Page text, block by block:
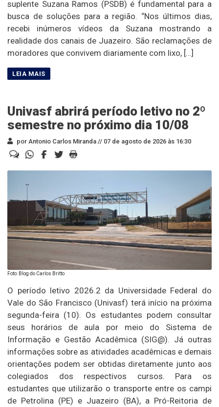
suplente Suzana Ramos (PSDB) é fundamental para a
busca de soluções para a região. “Nos últimos dias,
recebi inúmeros vídeos da Suzana mostrando a
realidade dos canais de Juazeiro. São reclamações de
moradores que convivem diariamente com lixo, […]
Univasf abrirá período letivo no 2º
semestre no próximo dia 10/08
por Antonio Carlos Miranda // 07 de agosto de 2026 às 16:30
Foto: Blog do Carlos Britto
O período letivo 2026.2 da Universidade Federal do
Vale do São Francisco (Univasf) terá início na próxima
segunda-feira (10). Os estudantes podem consultar
seus horários de aula por meio do Sistema de
Informação e Gestão Acadêmica (SIG@). Já outras
informações sobre as atividades acadêmicas e demais
orientações podem ser obtidas diretamente junto aos
colegiados dos respectivos cursos. Para os
estudantes que utilizarão o transporte entre os campi
de Petrolina (PE) e Juazeiro (BA), a Pró-Reitoria de